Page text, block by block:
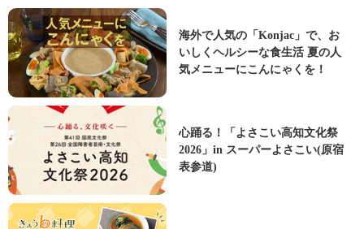
海外で人気の「Konjac」で、お
いしくヘルシーな食生活 夏の人
気メニューにこんにゃくを！
心踊る！「よさこい高知文化祭
2026」in スーパーよさこい(原宿
表参道)